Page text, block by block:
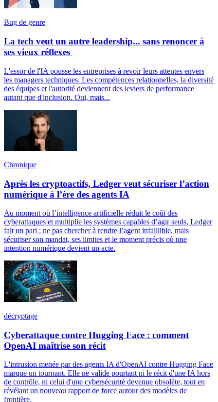
Bug de genre
La tech veut un autre leadership... sans renoncer à
ses vieux réflexes
L'essor de l'IA pousse les entreprises à revoir leurs attentes envers
les managers techniques. Les compétences relationnelles, la diversité
des équipes et l'autorité deviennent des leviers de performance
autant que d'inclusion. Oui, mais...
Chronique
Après les cryptoactifs, Ledger veut sécuriser l’action
numérique à l’ère des agents IA
Au moment où l’intelligence artificielle réduit le coût des
cyberattaques et multiplie les systèmes capables d’agir seuls, Ledger
fait un pari : ne pas chercher à rendre l’agent infaillible, mais
sécuriser son mandat, ses limites et le moment précis où une
intention numérique devient un acte.
décryptage
Cyberattaque contre Hugging Face : comment
OpenAI maîtrise son récit
L'intrusion menée par des agents IA d'OpenAI contre Hugging Face
marque un tournant. Elle ne valide pourtant ni le récit d'une IA hors
de contrôle, ni celui d'une cybersécurité devenue obsolète, tout en
révélant un nouveau rapport de force autour des modèles de
frontière.